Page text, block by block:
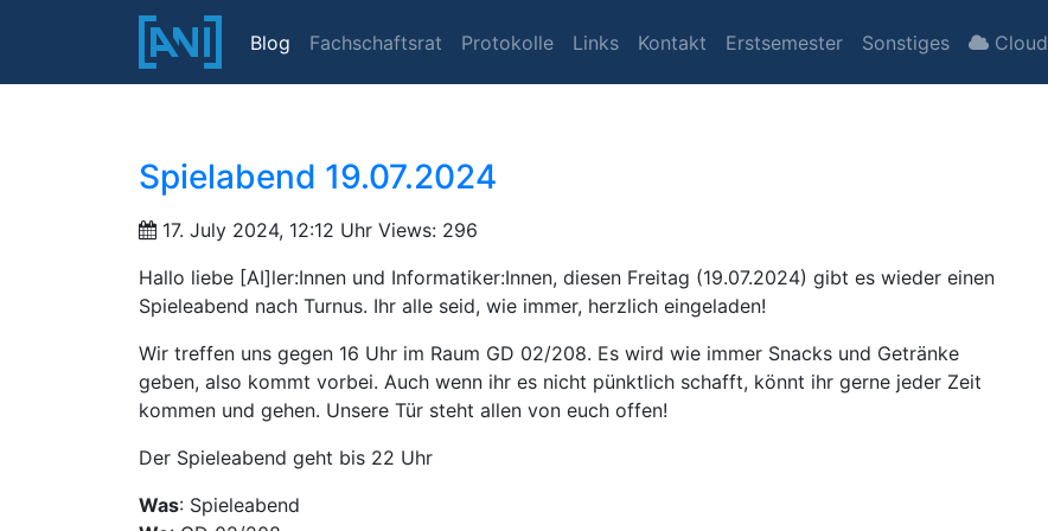
Blog Fachschaftsrat Protokolle Links Kontakt Erstsemester Sonstiges Cloud
Spielabend 19.07.2024
17. July 2024, 12:12 Uhr Views: 296
Hallo liebe [AI]ler:Innen und Informatiker:Innen, diesen Freitag (19.07.2024) gibt es wieder einen
Spieleabend nach Turnus. Ihr alle seid, wie immer, herzlich eingeladen!
Wir treffen uns gegen 16 Uhr im Raum GD 02/208. Es wird wie immer Snacks und Getränke
geben, also kommt vorbei. Auch wenn ihr es nicht pünktlich schafft, könnt ihr gerne jeder Zeit
kommen und gehen. Unsere Tür steht allen von euch offen!
Der Spieleabend geht bis 22 Uhr
Was: Spieleabend